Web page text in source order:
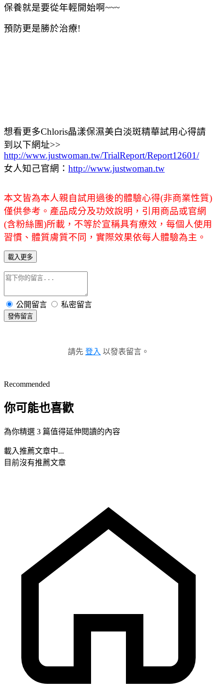
保養就是要從年輕開始啊~~~
預防更是勝於治療!
想看更多Chloris晶漾保濕美白淡斑精華試用心得請
到以下網址>>
http://www.justwoman.tw/TrialReport/Report12601/
女人知己官網： http://www.justwoman.tw
本文皆為本人親自試用過後的體驗心得(非商業性質)
僅供參考。產品成分及功效說明，引用商品或官網
(含粉絲團)所載，不等於宣稱具有療效，每個人使用
習慣、體質膚質不同，實際效果依每人體驗為主。
載入更多
公開留言 私密留言
發佈留言
請先 登入 以發表留言。
Recommended
你可能也喜歡
為你精選 3 篇值得延伸閱讀的內容
載入推薦文章中...
目前沒有推薦文章